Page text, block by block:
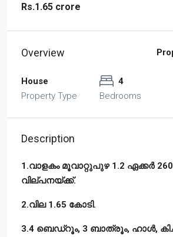
Rs.1.65 crore
Overview
House
Property Type
4
Bedrooms
Description
1.വാളകം മൂവാറ്റുപുഴ 1.2 ഏക്കർ
വില്പനയ്ക്ക്.
2.വില 1.65 കോടി.
3.4 ബെഡ്‌റൂം, 3 ബാത്രൂം, ഹാൾ,